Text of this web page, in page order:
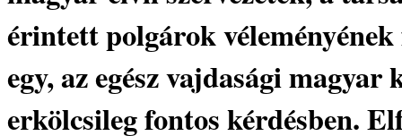
érintett polgárok
egy, az egész vajdasági
erkölcsileg fontos kérdésben.